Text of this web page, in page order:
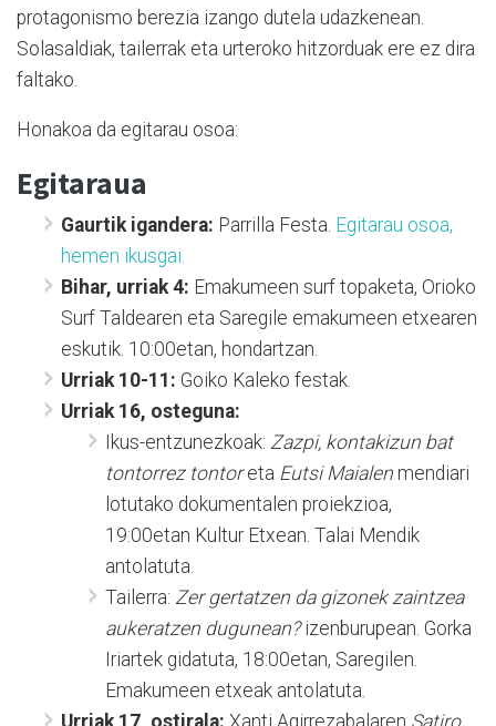
protagonismo berezia izango dutela udazkenean.
Solasaldiak, tailerrak eta urteroko hitzorduak ere ez dira
faltako.
Honakoa da egitarau osoa:
Egitaraua
Gaurtik igandera: Parrilla Festa. Egitarau osoa,
hemen ikusgai.
Bihar, urriak 4: Emakumeen surf topaketa, Orioko
Surf Taldearen eta Saregile emakumeen etxearen
eskutik. 10:00etan, hondartzan.
Urriak 10-11: Goiko Kaleko festak.
Urriak 16, osteguna:
Ikus-entzunezkoak: Zazpi, kontakizun bat
tontorrez tontoreta Eutsi Maialen mendiari
lotutako dokumentalen proiekzioa,
19:00etan Kultur Etxean. Talai Mendik
antolatuta.
Tailerra: Zer gertatzen da gizonek zaintzea
aukeratzen dugunean?izenburupean. Gorka
Iriartek gidatuta, 18:00etan, Saregilen.
Emakumeen etxeak antolatuta.